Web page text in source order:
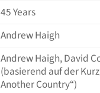
45 Years
Andrew Haigh
Andrew Haigh, David
(basierend auf der
Another Country“)